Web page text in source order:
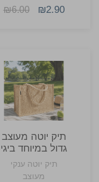
למיתוג ואירועים
₪2.90
₪6.00
תיק יוטה מעוצב
גדול במיוחד ביגי
תיק יוטה ענקי
מעוצב